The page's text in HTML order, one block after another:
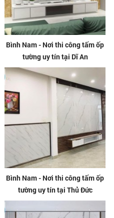
Bình Nam - Nơi thi công tấm ốp
tường uy tín tại Dĩ An
Bình Nam - Nơi thi công tấm ốp
tường uy tín tại Thủ Đức